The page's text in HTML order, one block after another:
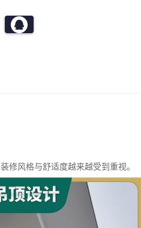
修风格与舒适度越来越受到重视。